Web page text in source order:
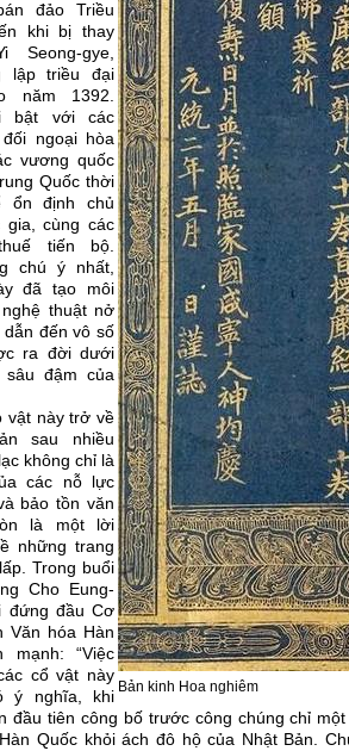
Bản kinh Hoa nghiêm
đảo Triều
khi bị thay
gye,
lập triều đại
năm 1392.
bật với các
ngoại hòa
vương quốc
Quốc thời
ổn định chủ
gia, cùng các
tiến bộ.
chú ý nhất,
đã tạo môi
thuật nở
dẫn đến vô số
ra đời dưới
đậm của
vật này trở về
sau nhiều
không chỉ là
các nỗ lực
bảo tồn văn
là một lời
những trang
Trong buổi
Cho Eung-
đứng đầu Cơ
Văn hóa Hàn
mạnh: “Việc
cổ vật này
ý nghĩa, khi
đầu tiên công bố trước công chúng chỉ
Quốc khỏi ách đô hộ của Nhật Bản.